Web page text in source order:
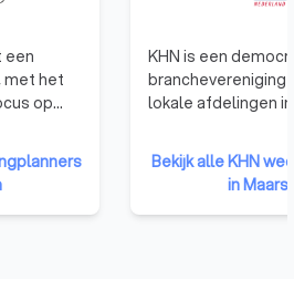
Laat Trustoo je helpen bij het
in Maarssen, zodat jij je
vieren van de liefde op de meest
met het
op
van
van
van
KHN is een
branchevereniging
lokale afdelingen
vertegenwoordigt
aangesloten bij
KHN-afdelingen.
Bekijk alle KHN
in